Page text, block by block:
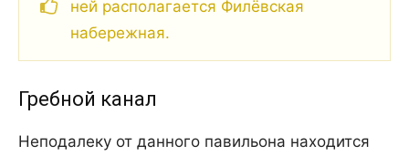
ней располагается Филёвская
набережная.
Гребной канал
Неподалеку от данного павильона находится